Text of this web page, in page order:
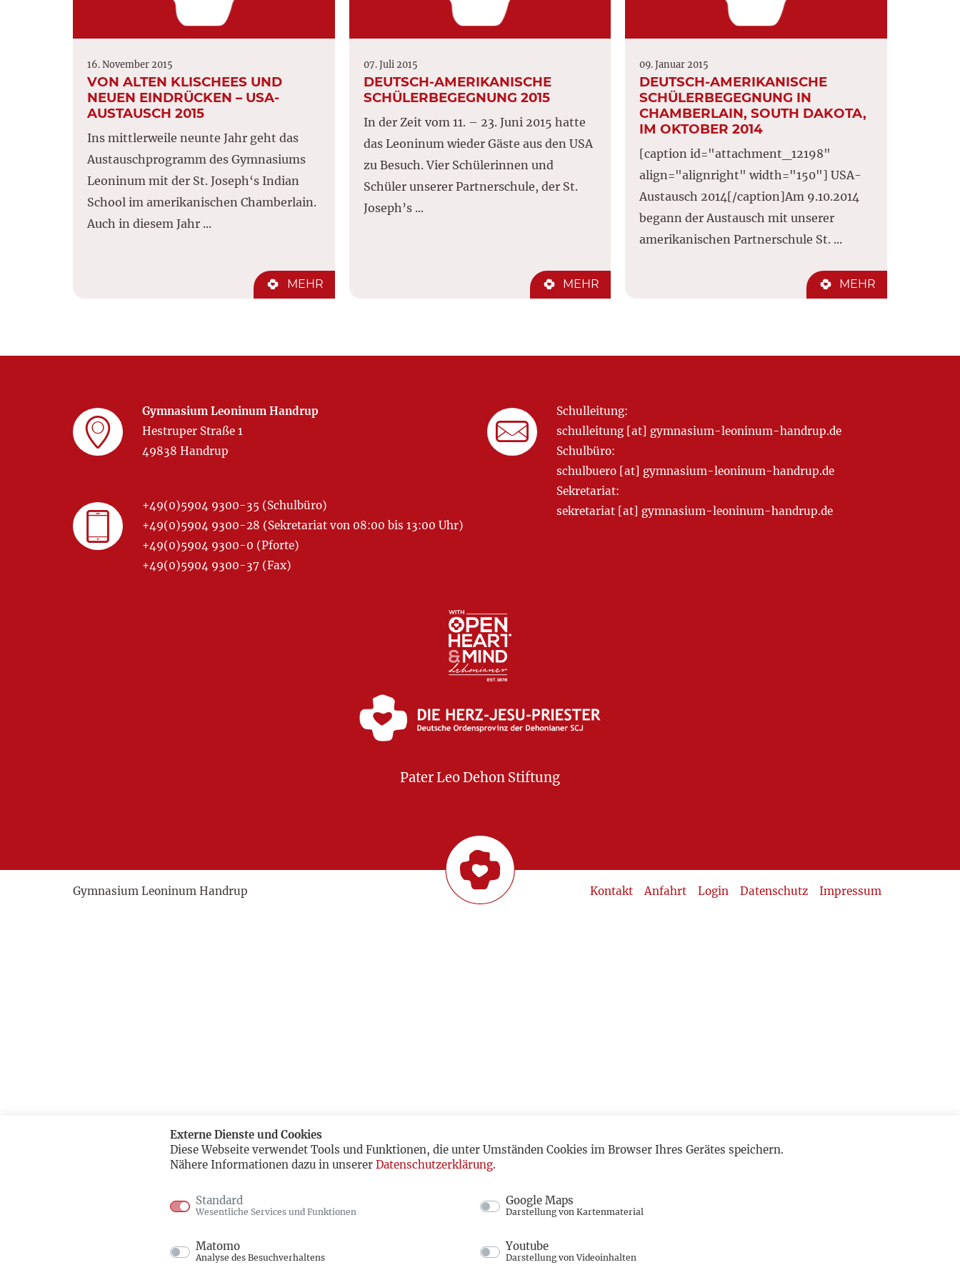
16. November 2015
VON ALTEN KLISCHEES UND
NEUEN EINDRÜCKEN – USA-
AUSTAUSCH 2015
Ins mittlerweile neunte Jahr geht das
Austauschprogramm des Gymnasiums
Leoninum mit der St. Joseph‘s Indian
School im amerikanischen Chamberlain.
Auch in diesem Jahr ...
MEHR
07. Juli 2015
DEUTSCH-AMERIKANISCHE
SCHÜLERBEGEGNUNG 2015
In der Zeit vom 11. – 23. Juni 2015 hatte
das Leoninum wieder Gäste aus den USA
zu Besuch. Vier Schülerinnen und
Schüler unserer Partnerschule, der St.
Joseph’s ...
MEHR
09. Januar 2015
DEUTSCH-AMERIKANISCHE
SCHÜLERBEGEGNUNG IN
CHAMBERLAIN, SOUTH DAKOTA,
IM OKTOBER 2014
[caption id="attachment_12198"
align="alignright" width="150"] USA-
Austausch 2014[/caption]Am 9.10.2014
begann der Austausch mit unserer
amerikanischen Partnerschule St. ...
MEHR
Gymnasium Leoninum Handrup
Hestruper Straße 1
49838 Handrup
+49(0)5904 9300-35 (Schulbüro)
+49(0)5904 9300-28 (Sekretariat von 08:00 bis 13:00 Uhr)
+49(0)5904 9300-0 (Pforte)
+49(0)5904 9300-37 (Fax)
Schulleitung:
schulleitung [at] gymnasium-leoninum-handrup.de
Schulbüro:
schulbuero [at] gymnasium-leoninum-handrup.de
Sekretariat:
sekretariat [at] gymnasium-leoninum-handrup.de
Pater Leo Dehon Stiftung
Kontakt Anfahrt Login Datenschutz Impressum
Gymnasium Leoninum Handrup
Externe Dienste und Cookies
Diese Webseite verwendet Tools und Funktionen, die unter Umständen Cookies im Browser Ihres Gerätes speichern.
Nähere Informationen dazu in unserer Datenschutzerklärung.
Standard
Wesentliche Services und Funktionen
Google Maps
Darstellung von Kartenmaterial
Matomo
Analyse des Besuchverhaltens
Youtube
Darstellung von Videoinhalten